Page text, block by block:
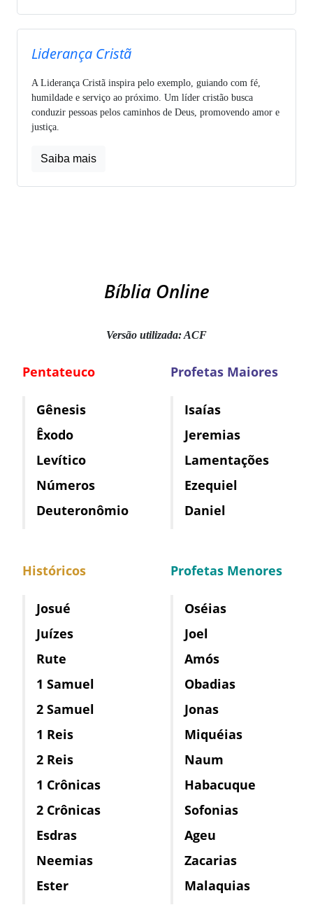
Liderança Cristã
A Liderança Cristã inspira pelo exemplo, guiando com fé,
humildade e serviço ao próximo. Um líder cristão busca
conduzir pessoas pelos caminhos de Deus, promovendo amor e
justiça.
Saiba mais
Bíblia Online
Versão utilizada: ACF
Pentateuco
Gênesis
Êxodo
Levítico
Números
Deuteronômio
Históricos
Josué
Juízes
Rute
1 Samuel
2 Samuel
1 Reis
2 Reis
1 Crônicas
2 Crônicas
Esdras
Neemias
Ester
Profetas Maiores
Isaías
Jeremias
Lamentações
Ezequiel
Daniel
Profetas Menores
Oséias
Joel
Amós
Obadias
Jonas
Miquéias
Naum
Habacuque
Sofonias
Ageu
Zacarias
Malaquias